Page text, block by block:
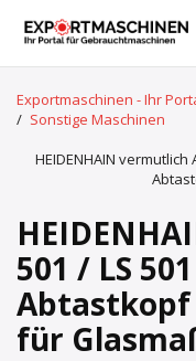
Exportmaschinen - Ihr
/ Sonstige Maschinen
HEIDENHAIN
501 / LS
für